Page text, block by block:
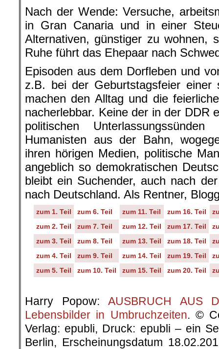
Nach der Wende: Versuche,
in Gran Canaria und in einer
Alternativen, günstiger zu wohnen,
Ruhe führt das Ehepaar nach
Episoden aus dem Dorfleben und
z.B. bei der Geburtstagsfeier einer
machen den Alltag und die
nacherlebbar. Keine der in der DDR
politischen
Humanisten aus der Bahn,
ihren hörigen Medien, politische
angeblich so demokratischen
bleibt ein Suchender, auch nach
nach Deutschland. Als Rentner,
zum 1. Teil zum 6. Teil zum 11. Teil zum 16. Teil
zum 2. Teil
zum 7. Teil zum 12. Teil zum 17. Teil
zum 3. Teil
zum 8. Teil zum 13. Teil zum 18. Teil
zum 4. Teil
zum 9. Teil zum 14. Teil zum 19. Teil
zum 5. Teil
zum 10. Teil zum 15. Teil zum 20. Teil
Harry Popow: AUSBRUCH AUS
Lebensbilder in Umbruchzeiten. ©
Verlag: epubli, Druck: epubli – ein
Berlin, Erscheinungsdatum